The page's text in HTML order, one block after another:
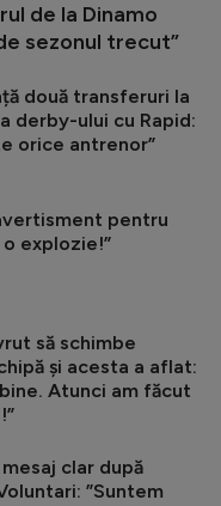
de la Dinamo
sezonul trecut”
două transferuri la
derby-ului cu Rapid:
orice antrenor”
pentru
o explozie!”
să schimbe
și acesta a aflat:
Atunci am făcut
clar după
”Suntem